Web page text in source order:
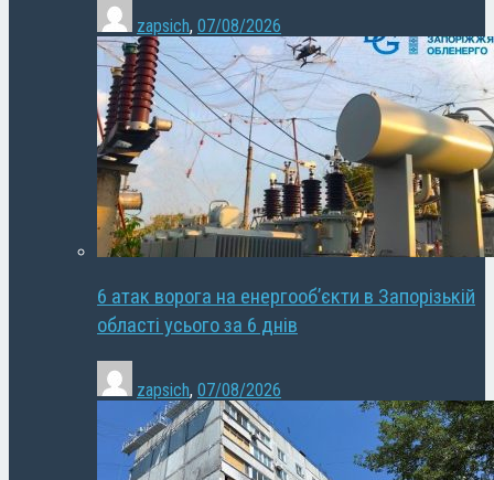
zapsich, 07/08/2026
6 атак ворога на енергооб’єкти в Запорізькій
області усього за 6 днів
zapsich, 07/08/2026